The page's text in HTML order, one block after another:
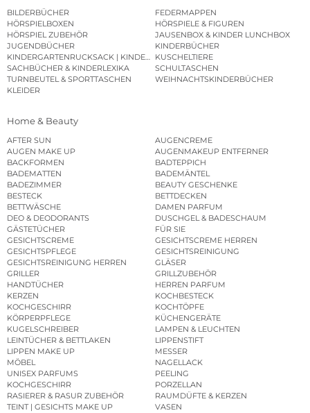
BILDERBÜCHER
FEDERMAPPEN
HÖRSPIELBOXEN
HÖRSPIELE & FIGUREN
HÖRSPIEL ZUBEHÖR
JAUSENBOX & KINDER LUNCHBOX
JUGENDBÜCHER
KINDERBÜCHER
KINDERGARTENRUCKSACK | KINDERGARTENBEUTEL
KUSCHELTIERE
SACHBÜCHER & KINDERLEXIKA
SCHULTASCHEN
TURNBEUTEL & SPORTTASCHEN
WEIHNACHTSKINDERBÜCHER
KLEIDER
Home & Beauty
AFTER SUN
AUGENCREME
AUGEN MAKE UP
AUGENMAKEUP ENTFERNER
BACKFORMEN
BADTEPPICH
BADEMATTEN
BADEMÄNTEL
BADEZIMMER
BEAUTY GESCHENKE
BESTECK
BETTDECKEN
BETTWÄSCHE
DAMEN PARFUM
DEO & DEODORANTS
DUSCHGEL & BADESCHAUM
GÄSTETÜCHER
FÜR SIE
GESICHTSCREME
GESICHTSCREME HERREN
GESICHTSPFLEGE
GESICHTSREINIGUNG
GESICHTSREINIGUNG HERREN
GLÄSER
GRILLER
GRILLZUBEHÖR
HANDTÜCHER
HERREN PARFUM
KERZEN
KOCHBESTECK
KOCHGESCHIRR
KOCHTÖPFE
KÖRPERPFLEGE
KÜCHENGERÄTE
KUGELSCHREIBER
LAMPEN & LEUCHTEN
LEINTÜCHER & BETTLAKEN
LIPPENSTIFT
LIPPEN MAKE UP
MESSER
MÖBEL
NAGELLACK
UNISEX PARFUMS
PEELING
KOCHGESCHIRR
PORZELLAN
RASIERER & RASUR ZUBEHÖR
RAUMDÜFTE & KERZEN
TEINT | GESICHTS MAKE UP
VASEN